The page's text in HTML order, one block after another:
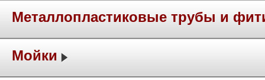
Металлопластиковые трубы и
Мойки